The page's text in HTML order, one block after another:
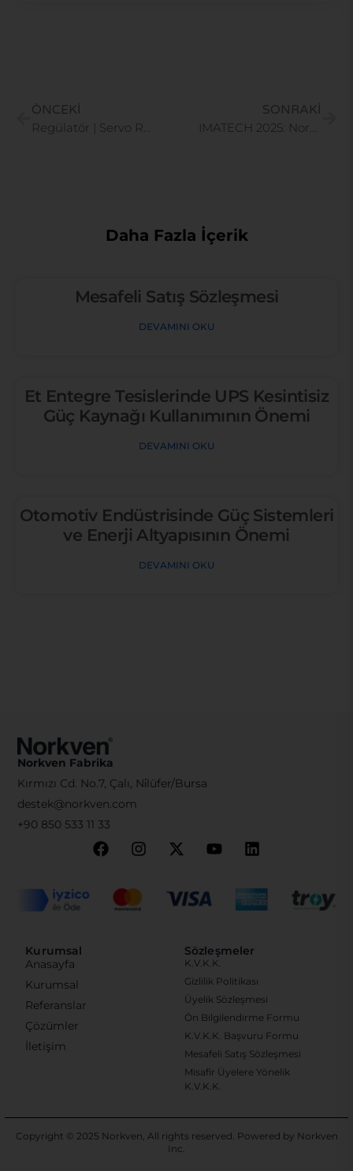
ÖNCEKI SONRAKI
Daha Fazla İçerik
Mesafeli Satış Sözleşmesi
DEVAMINI OKU
Et Entegre Tesislerinde UPS Kesintisiz
Güç Kaynağı Kullanımının Önemi
DEVAMINI OKU
Otomotiv Endüstrisinde Güç Sistemleri
ve Enerji Altyapısının Önemi
DEVAMINI OKU
Norkven Fabrika
Kırmızı Cd. No.7, Çalı, Ni̇lüfer/Bursa
destek@norkven.com
+90 850 533 11 33
Kurumsal
Anasayfa
Kurumsal
Referanslar
Çözümler
İletişim
Sözleşmeler
K.V.K.K.
Gizlilik Politikası
Üyelik Sözleşmesi
Ön Bilgilendirme Formu
K.V.K.K. Başvuru Formu
Mesafeli Satış Sözleşmesi
Misafir Üyelere Yönelik
K.V.K.K.
Copyright © 2025 Norkven, All rights reserved. Powered by Norkven
Inc.